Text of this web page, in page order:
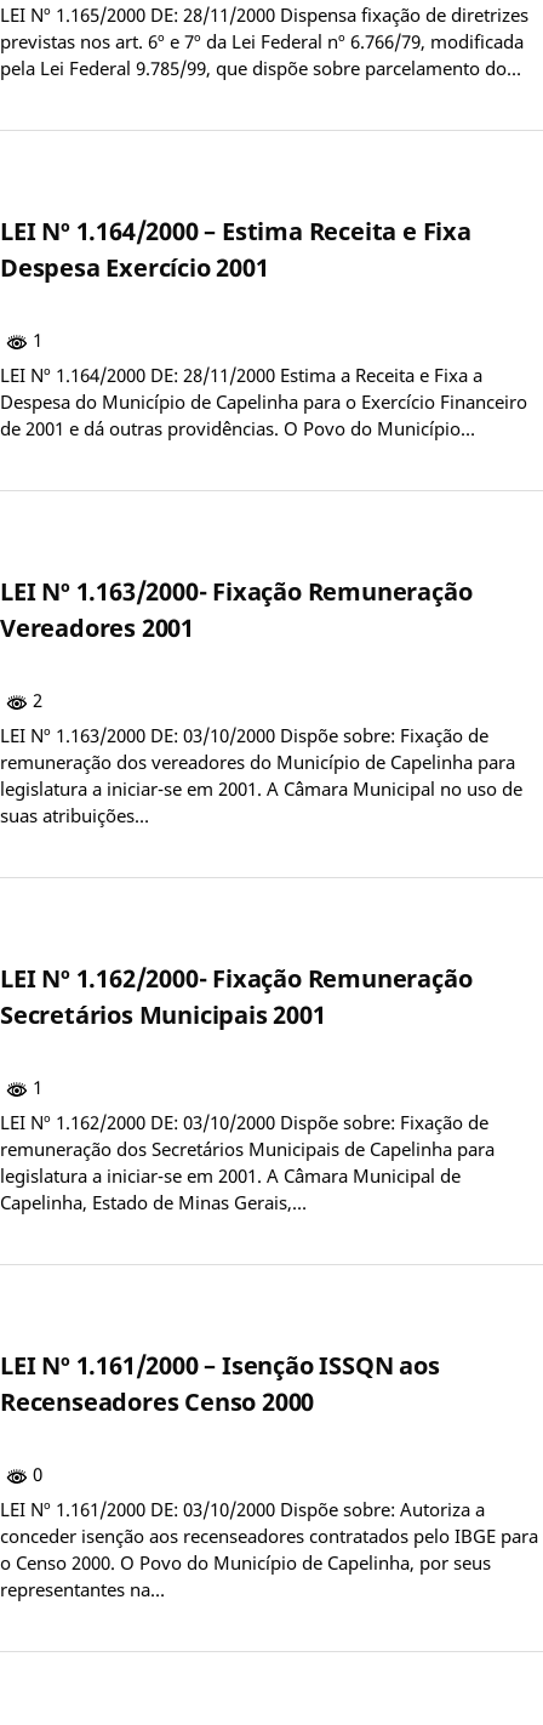
LEI Nº 1.165/2000 DE: 28/11/2000 Dispensa fixação de diretrizes
previstas nos art. 6º e 7º da Lei Federal nº 6.766/79, modificada
pela Lei Federal 9.785/99, que dispõe sobre parcelamento do…
LEI Nº 1.164/2000 – Estima Receita e Fixa
Despesa Exercício 2001
1
LEI Nº 1.164/2000 DE: 28/11/2000 Estima a Receita e Fixa a
Despesa do Município de Capelinha para o Exercício Financeiro
de 2001 e dá outras providências. O Povo do Município…
LEI Nº 1.163/2000- Fixação Remuneração
Vereadores 2001
2
LEI Nº 1.163/2000 DE: 03/10/2000 Dispõe sobre: Fixação de
remuneração dos vereadores do Município de Capelinha para
legislatura a iniciar-se em 2001. A Câmara Municipal no uso de
suas atribuições…
LEI Nº 1.162/2000- Fixação Remuneração
Secretários Municipais 2001
1
LEI Nº 1.162/2000 DE: 03/10/2000 Dispõe sobre: Fixação de
remuneração dos Secretários Municipais de Capelinha para
legislatura a iniciar-se em 2001. A Câmara Municipal de
Capelinha, Estado de Minas Gerais,…
LEI Nº 1.161/2000 – Isenção ISSQN aos
Recenseadores Censo 2000
0
LEI Nº 1.161/2000 DE: 03/10/2000 Dispõe sobre: Autoriza a
conceder isenção aos recenseadores contratados pelo IBGE para
o Censo 2000. O Povo do Município de Capelinha, por seus
representantes na…